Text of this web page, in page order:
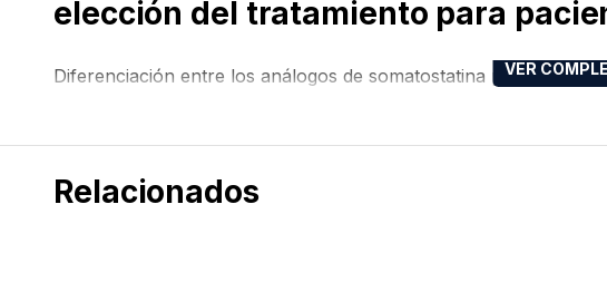
elección del tratamiento para
Diferenciación entre los análogos de somatostatina para la
Relacionados